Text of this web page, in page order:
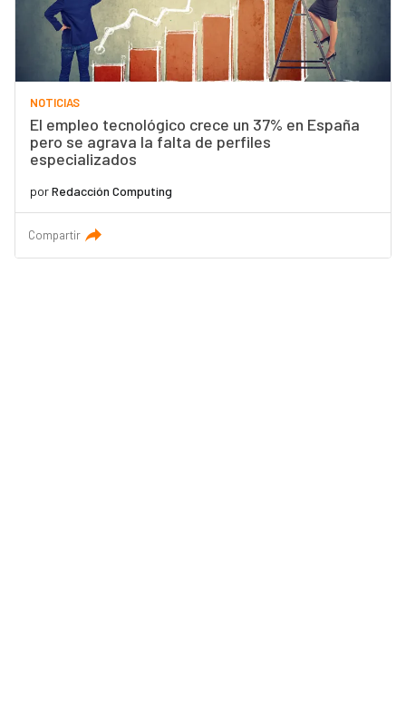
NOTICIAS
El empleo tecnológico crece un 37% en España
pero se agrava la falta de perfiles
especializados
porRedacción Computing
Compartir